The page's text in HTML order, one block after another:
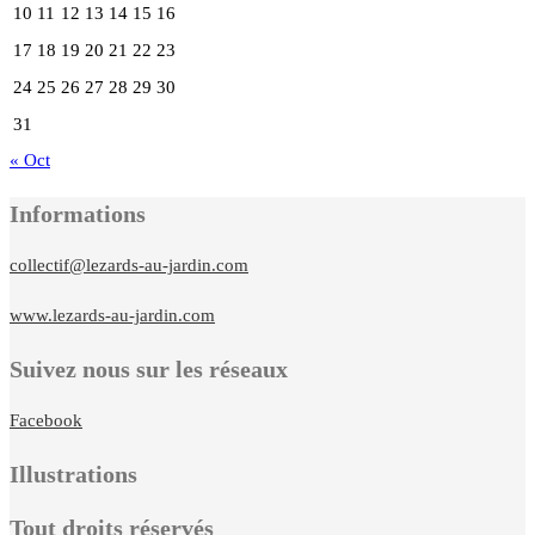
10 11 12 13 14 15 16
17 18 19 20 21 22 23
24 25 26 27 28 29 30
31
« Oct
Informations
collectif@lezards-au-jardin.com
www.lezards-au-jardin.com
Suivez nous sur les réseaux
Facebook
Illustrations
Tout droits réservés